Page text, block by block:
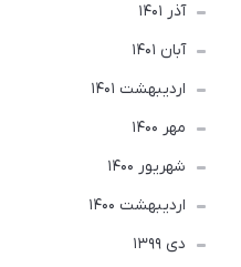
آذر 1401
آبان 1401
ارديبهشت 1401
مهر 1400
شهریور 1400
ارديبهشت 1400
دی 1399